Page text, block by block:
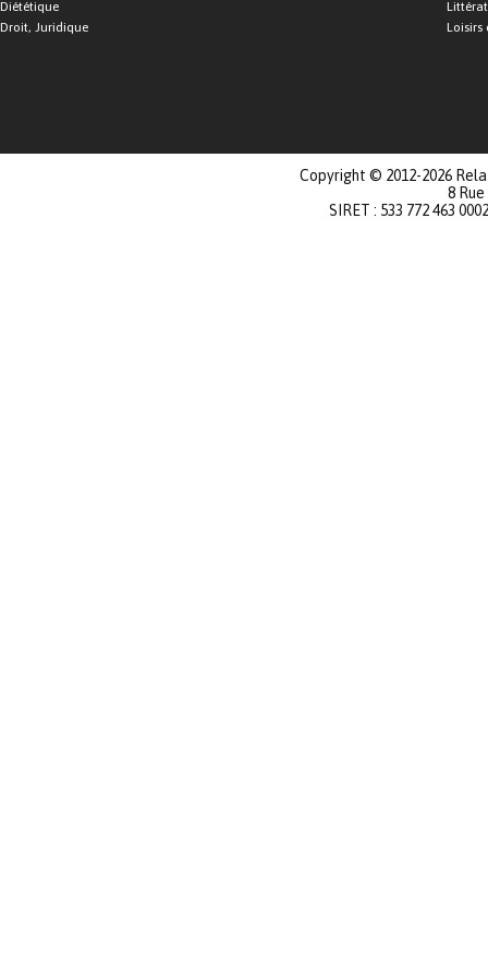
Diététique
Droit, Juridique
Loisirs
Copyright © 2012-2026
8
SIRET : 533 772 463